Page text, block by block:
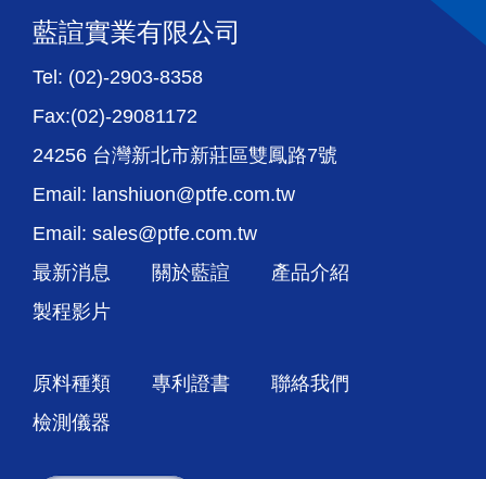
藍諠實業有限公司
Tel: (02)-2903-8358
Fax:(02)-29081172
24256 台灣新北市新莊區雙鳳路7號
Email: lanshiuon@ptfe.com.tw
Email: sales@ptfe.com.tw
最新消息
關於藍諠
產品介紹
製程影片
原料種類 專利證書
聯絡我們
檢測儀器